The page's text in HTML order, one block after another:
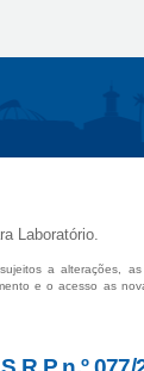
Laboratório.
a alterações,
e o acesso as